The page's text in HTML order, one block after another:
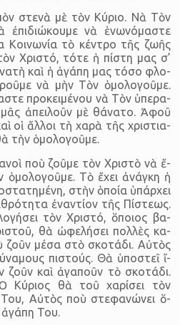
στενὰ μὲ τὸν Κύ­ριο. Νὰ Τὸν
ἐ­πι­δι­ώ­κουμε νὰ ἑ­νω­νό­μα­στε
Κοι­νω­νία τὸ κέν­τρο τῆς ζωῆς
Χρι­στό, τότε ἡ πί­στη μας σ’
καὶ ἡ ἀ­γάπη μας τόσο φλο­
νὰ μὴν Τὸν ὁ­μο­λο­γοῦμε.
προ­κει­μέ­νου νὰ Τὸν ὑ­πε­ρα­
ἀ­πει­λοῦν μὲ θά­νατο. Ἀ­φοῦ
οἱ ἄλ­λοι τὴ χαρὰ τῆς χρι­στι­α­
τὴν ὁ­μο­λο­γοῦμε.
ποὺ ζοῦμε τὸν Χρι­στὸ νὰ ἔ­
Τὸ ἔ­χει ἀ­νάγκη ἡ
στὴν ὁποία ὑ­πάρ­χει
ἐ­ναν­τίον τῆς Πί­στεως.
τὸν Χρι­στό, ὅ­ποιος βα­
θὰ ὠ­φε­λή­σει πολ­λὲς κα­
ζοῦν μέσα στὸ σκο­τάδι. Αὐ­τὸς
πι­στούς. Θὰ ὑ­πο­στεῖ ἴ­
καὶ ἀ­γα­ποῦν τὸ σκο­τάδι.
Κύ­ριος θὰ τοῦ χα­ρί­σει τὸν
Του, Αὐ­τὸς ποὺ στε­φα­νώ­νει ὅ­
Του.